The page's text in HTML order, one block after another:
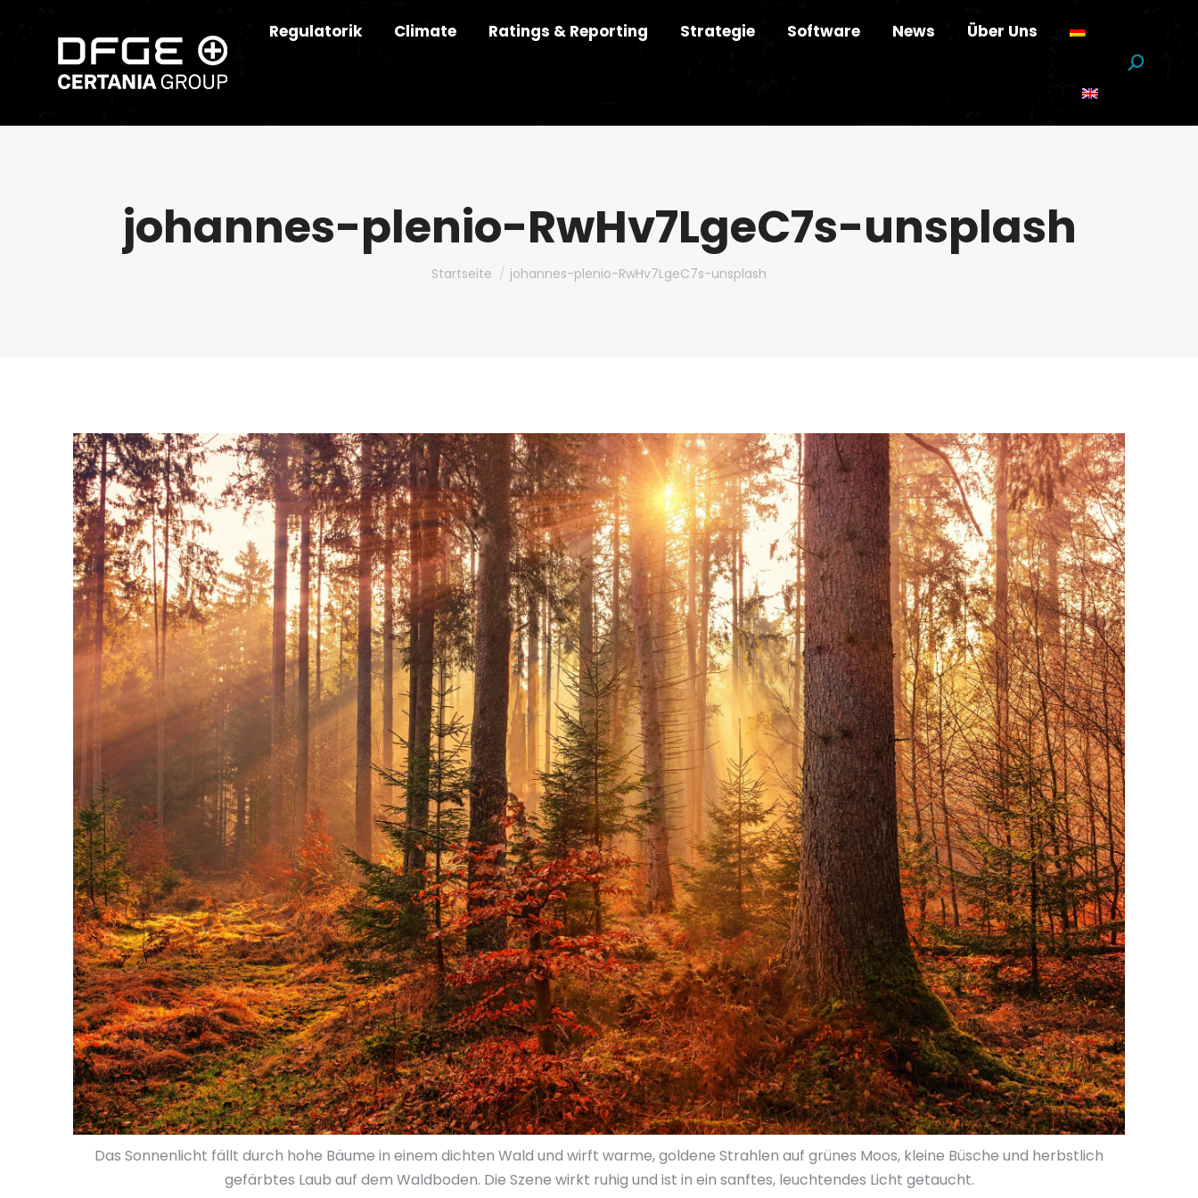
Regulatorik Climate Ratings & Reporting Strategie Software News Über Uns
Suchen:
johannes-plenio-RwHv7LgeC7s-unsplash
Du bist hier:
Startseite johannes-plenio-RwHv7LgeC7s-unsplash
Das Sonnenlicht fällt durch hohe Bäume in einem dichten Wald und wirft warme, goldene Strahlen auf grünes Moos, kleine Büsche und herbstlich
gefärbtes Laub auf dem Waldboden. Die Szene wirkt ruhig und ist in ein sanftes, leuchtendes Licht getaucht.